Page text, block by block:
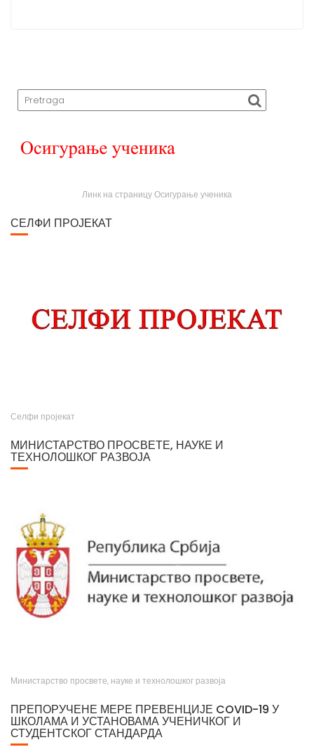
Линк на страницу Осигурање ученика
СЕЛФИ ПРОЈЕКАТ
Селфи пројекат
МИНИСТАРСТВО ПРОСВЕТЕ, НАУКЕ И
ТЕХНОЛОШКОГ РАЗВОЈА
Министарство просвете, науке и технолошког развоја
ПРЕПОРУЧЕНЕ МЕРЕ ПРЕВЕНЦИЈЕ COVID-19 У
ШКОЛАМА И УСТАНОВАМА УЧЕНИЧКОГ И
СТУДЕНТСКОГ СТАНДАРДА